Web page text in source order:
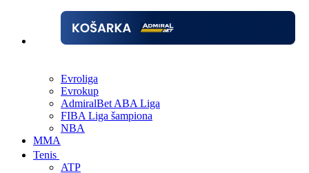
Evroliga
Evrokup
AdmiralBet ABA Liga
FIBA Liga šampiona
NBA
MMA
Tenis
ATP